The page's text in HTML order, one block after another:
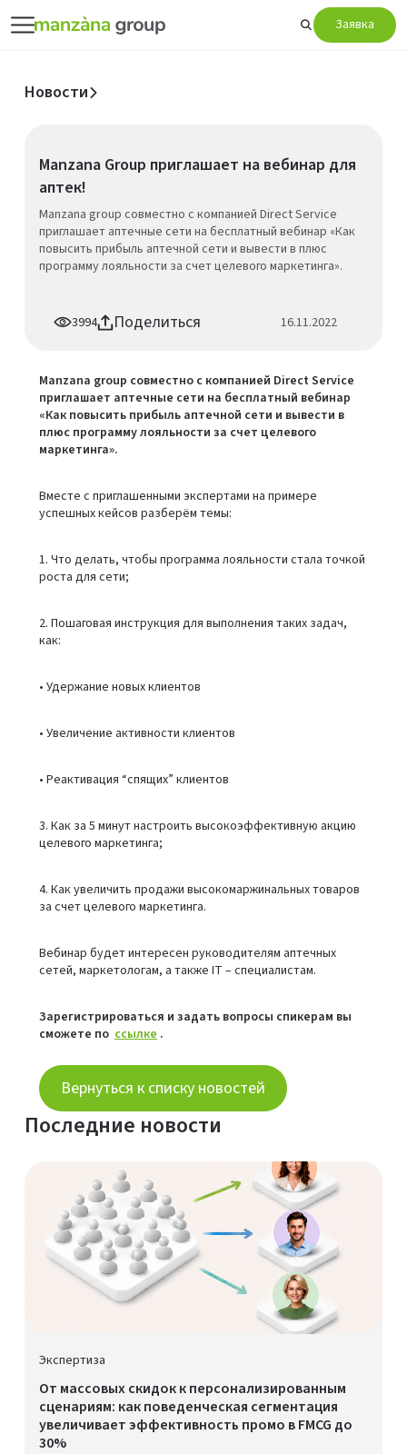
Заявка
Новости
Manzana Group приглашает на вебинар для
аптек!
Manzana group совместно с компанией Direct Service
приглашает аптечные сети на бесплатный вебинар «Как
повысить прибыль аптечной сети и вывести в плюс
программу лояльности за счет целевого маркетинга».
3994 Поделиться 16.11.2022
Manzana group совместно с компанией Direct Service
приглашает аптечные сети на бесплатный вебинар
«Как повысить прибыль аптечной сети и вывести в
плюс программу лояльности за счет целевого
маркетинга».
Вместе с приглашенными экспертами на примере
успешных кейсов разберём темы:
1. Что делать, чтобы программа лояльности стала точкой
роста для сети;
2. Пошаговая инструкция для выполнения таких задач,
как:
• Удержание новых клиентов
• Увеличение активности клиентов
• Реактивация “спящих” клиентов
3. Как за 5 минут настроить высокоэффективную акцию
целевого маркетинга;
4. Как увеличить продажи высокомаржинальных товаров
за счет целевого маркетинга.
Вебинар будет интересен руководителям аптечных
сетей, маркетологам, а также IT – специалистам.
Зарегистрироваться и задать вопросы спикерам вы
сможете по ссылке .
Вернуться к списку новостей
Последние новости
Экспертиза
От массовых скидок к персонализированным
сценариям: как поведенческая сегментация
увеличивает эффективность промо в FMCG до
30%